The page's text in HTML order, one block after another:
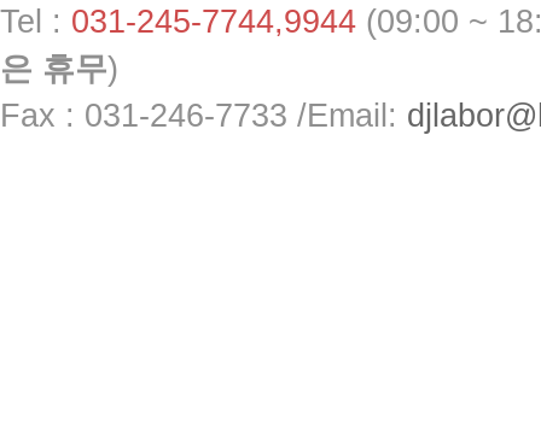
Tel : 031-245-7744,9944 (09:00 ~
은 휴무)
Fax : 031-246-7733 /Email: